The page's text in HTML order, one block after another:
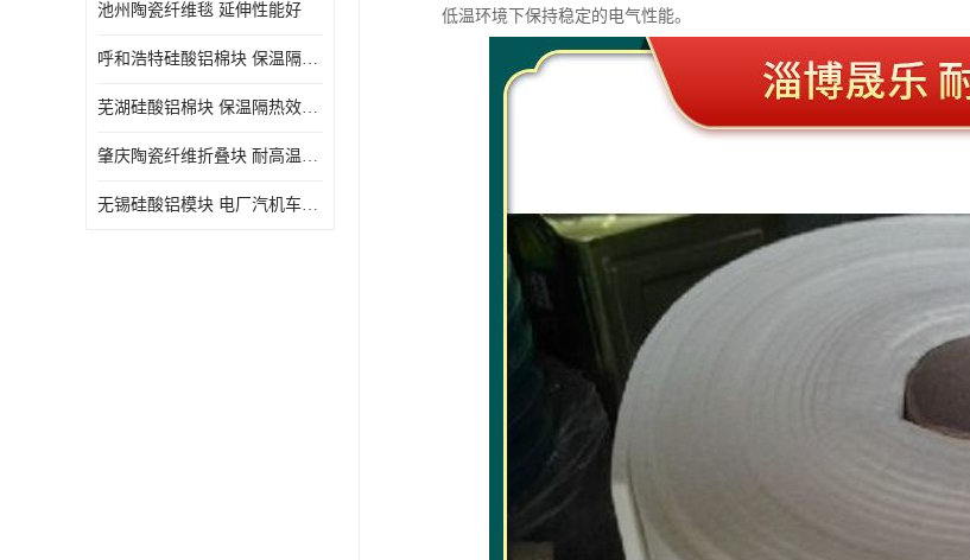
池州陶瓷纤维毯 延伸性能好
呼和浩特硅酸铝棉块 保温隔热效果好
芜湖硅酸铝棉块 保温隔热效果好
肇庆陶瓷纤维折叠块 耐高温阻燃 抗撕裂 质地硬
无锡硅酸铝模块 电厂汽机车间设备管道保温用硅酸铝棉
低温环境下保持稳定的电气性能。